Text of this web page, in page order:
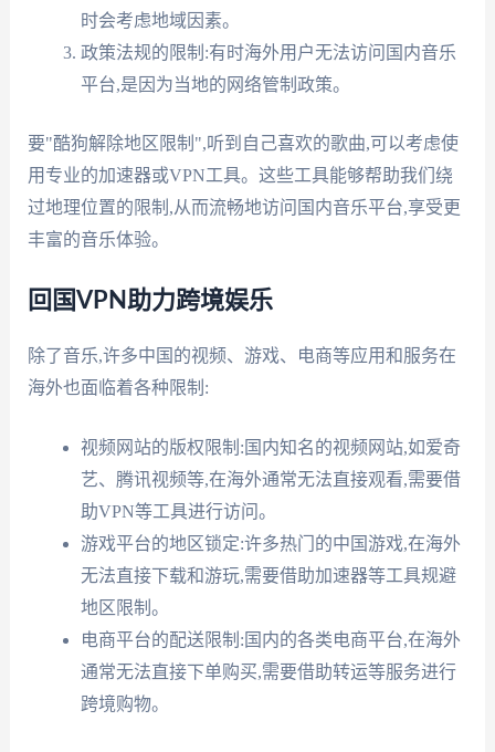
时会考虑地域因素。
政策法规的限制:有时海外用户无法访问国内音乐
平台,是因为当地的网络管制政策。
要"酷狗解除地区限制",听到自己喜欢的歌曲,可以考虑使
用专业的加速器或VPN工具。这些工具能够帮助我们绕
过地理位置的限制,从而流畅地访问国内音乐平台,享受更
丰富的音乐体验。
回国VPN助力跨境娱乐
除了音乐,许多中国的视频、游戏、电商等应用和服务在
海外也面临着各种限制:
视频网站的版权限制:国内知名的视频网站,如爱奇
艺、腾讯视频等,在海外通常无法直接观看,需要借
助VPN等工具进行访问。
游戏平台的地区锁定:许多热门的中国游戏,在海外
无法直接下载和游玩,需要借助加速器等工具规避
地区限制。
电商平台的配送限制:国内的各类电商平台,在海外
通常无法直接下单购买,需要借助转运等服务进行
跨境购物。